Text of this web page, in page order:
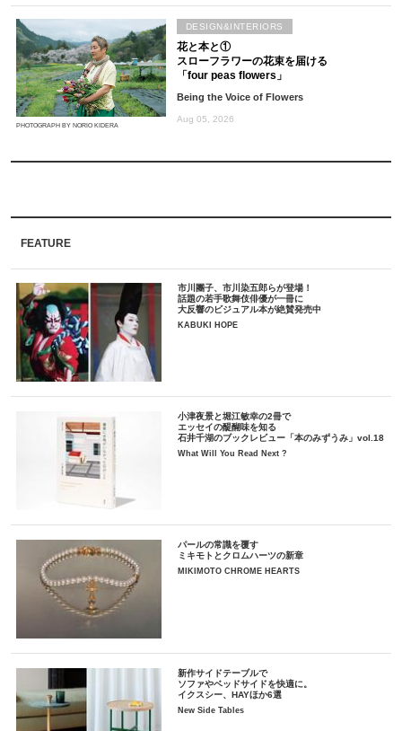
PHOTOGRAPH BY NORIO KIDERA
花と本と①
スローフラワーの花束を届ける
「four peas flowers」
Being the Voice of Flowers
Aug 05, 2026
DESIGN&INTERIORS
FEATURE
市川團子、市川染五郎らが登場！
話題の若手歌舞伎俳優が一冊に
大反響のビジュアル本が絶賛発売中
KABUKI HOPE
小津夜景と堀江敏幸の2冊で
エッセイの醍醐味を知る
石井千湖のブックレビュー「本のみずうみ」vol.18
What Will You Read Next ?
パールの常識を覆す
ミキモトとクロムハーツの新章
MIKIMOTO CHROME HEARTS
新作サイドテーブルで
ソファやベッドサイドを快適に。
イクスシー、HAYほか6選
New Side Tables